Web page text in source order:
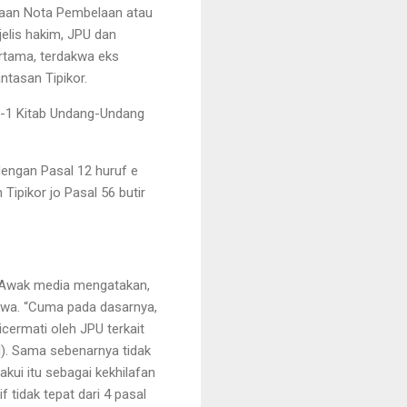
Nota Pembelaan atau
hakim, JPU dan
terdakwa eks
Tipikor.
Kitab Undang-Undang
Pasal 12 huruf e
Tipikor jo Pasal 56 butir
media mengatakan,
“Cuma pada dasarnya,
oleh JPU terkait
Sama sebenarnya tidak
itu sebagai kekhilafan
tidak tepat dari 4 pasal